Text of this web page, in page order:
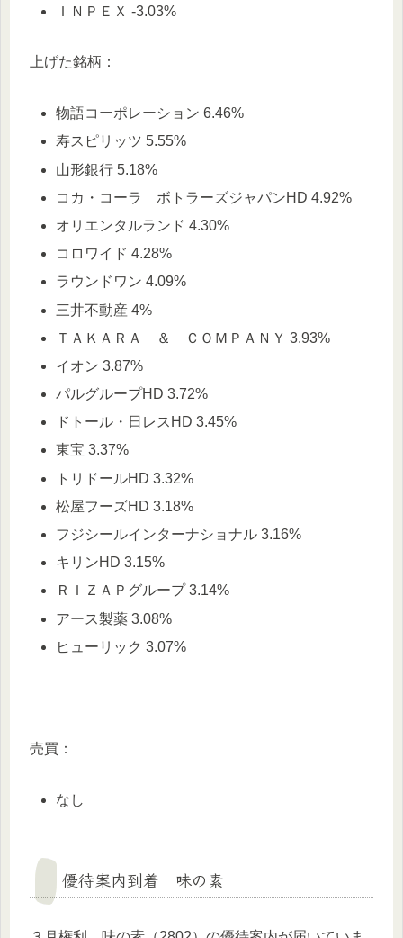
ＩＮＰＥＸ -3.03%
上げた銘柄：
物語コーポレーション 6.46%
寿スピリッツ 5.55%
山形銀行 5.18%
コカ・コーラ ボトラーズジャパンHD 4.92%
オリエンタルランド 4.30%
コロワイド 4.28%
ラウンドワン 4.09%
三井不動産 4%
ＴＡＫＡＲＡ ＆ ＣＯＭＰＡＮＹ 3.93%
イオン 3.87%
パルグループHD 3.72%
ドトール・日レスHD 3.45%
東宝 3.37%
トリドールHD 3.32%
松屋フーズHD 3.18%
フジシールインターナショナル 3.16%
キリンHD 3.15%
ＲＩＺＡＰグループ 3.14%
アース製薬 3.08%
ヒューリック 3.07%
売買：
なし
優待案内到着 味の素